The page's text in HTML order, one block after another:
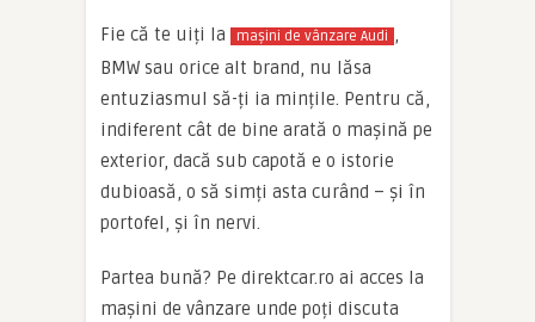
Fie că te uiți la mașini de vânzare Audi ,
BMW sau orice alt brand, nu lăsa
entuziasmul să-ți ia mințile. Pentru că,
indiferent cât de bine arată o mașină pe
exterior, dacă sub capotă e o istorie
dubioasă, o să simți asta curând – și în
portofel, și în nervi.
Partea bună? Pe direktcar.ro ai acces la
mașini de vânzare unde poți discuta